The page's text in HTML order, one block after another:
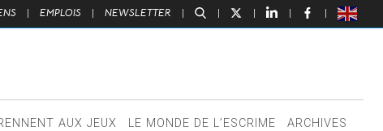
| EMPLOIS | NEWSLETTER | | | | |
AUX JEUX LE MONDE DE L’ESCRIME ARCHIVES